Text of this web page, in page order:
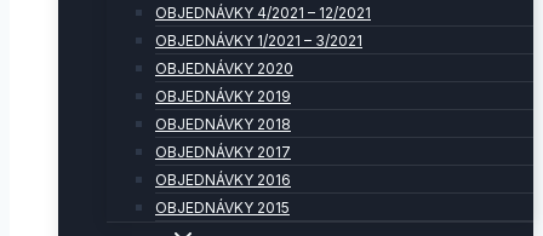
OBJEDNÁVKY 4/2021 – 12/2021
OBJEDNÁVKY 1/2021 – 3/2021
OBJEDNÁVKY 2020
OBJEDNÁVKY 2019
OBJEDNÁVKY 2018
OBJEDNÁVKY 2017
OBJEDNÁVKY 2016
OBJEDNÁVKY 2015